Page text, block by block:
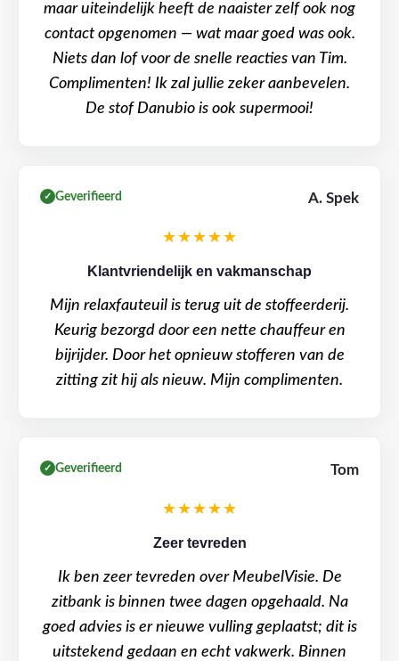
maar uiteindelijk heeft de naaister zelf ook nog
contact opgenomen — wat maar goed was ook.
Niets dan lof voor de snelle reacties van Tim.
Complimenten! Ik zal jullie zeker aanbevelen.
De stof Danubio is ook supermooi!
✓ Geverifieerd A. Spek
★★★★★
Klantvriendelijk en vakmanschap
Mijn relaxfauteuil is terug uit de stoffeerderij.
Keurig bezorgd door een nette chauffeur en
bijrijder. Door het opnieuw stofferen van de
zitting zit hij als nieuw. Mijn complimenten.
✓ Geverifieerd Tom
★★★★★
Zeer tevreden
Ik ben zeer tevreden over MeubelVisie. De
zitbank is binnen twee dagen opgehaald. Na
goed advies is er nieuwe vulling geplaatst; dit is
uitstekend gedaan en echt vakwerk. Binnen